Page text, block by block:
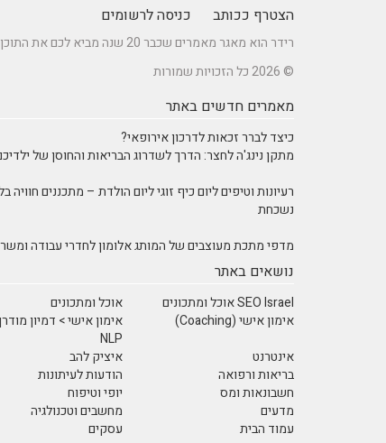
הצטרף ככותב כניסה לרשומים
רידר הוא מאגר מאמרים שכבר 20 שנה מביא לכם את התוכן הטוב ביותר בישראל במגוון תחומים.
© 2026 כל הזכויות שמורות
מאמרים חדשים באתר
כיצד לברר זכאות לדרכון אירופאי?
מתקן נינג'ה לחצר: הדרך לשדרוג הבריאות והחוסן של
רעיונות וטיפים ליום כיף זוגי ליום הולדת – מתכננים חוויה
נשכחת
מדפי מתכת מעוצבים של המותג אלומון לחדרי עבודה
נושאים באתר
SEO Israel אוכל ומתכונים אוכל ומתכונים
אימון אישי (Coaching)
אימון אישי > דמיון
NLP
אינטרנט
איציק להב
בריאות ורפואה
הודעות לעיתונות
חשבונאות ומס
יופי וטיפוח
מדעים
מחשבים וטכנולגיה
עמוד הבית
עסקים